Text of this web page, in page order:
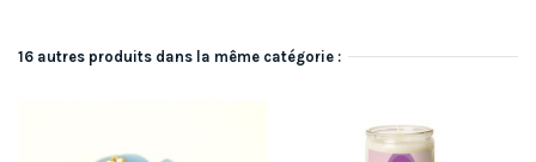
16 autres produits dans la même catégorie :